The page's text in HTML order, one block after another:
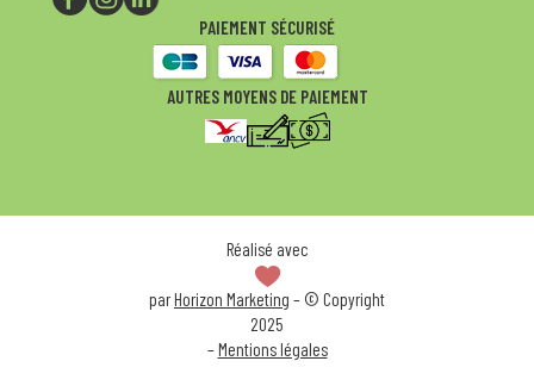
PAIEMENT SÉCURISÉ
AUTRES MOYENS DE PAIEMENT
Réalisé avec
parHorizon Marketing – © Copyright
2025
–Mentions légales